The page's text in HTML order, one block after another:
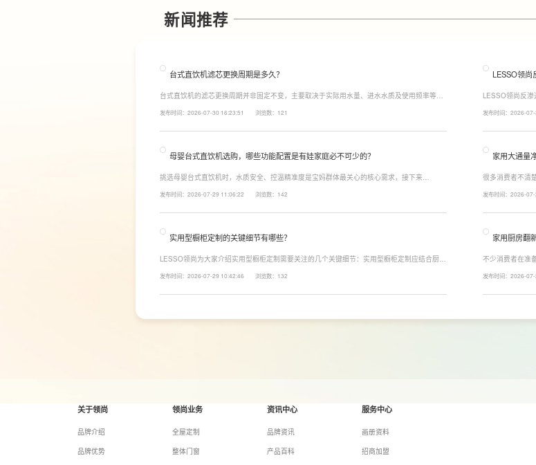
新闻推荐
台式直饮机滤芯更换周期是多久？
台式直饮机的滤芯更换周期并非固定不变，主要取决于实际用水量、进水水质及使用频率等因
命相对较长，通常在2至3年左右，而后置活性炭滤芯则建议每年更换一次以保障出水口感。
发布时间：2026-07-30 16:23:51 浏览数：121
LESSO领尚
LESSO领尚反
水，不仅满足厨
发布时间：2026-
母婴台式直饮机选购，哪些功能配置是有娃家庭必不可少的？
挑选母婴台式直饮机时，水质安全、控温精准度是宝妈群体最关心的核心需求，接下来
同，机型需搭载多档精准控温功能，45℃低温冲奶、85℃泡辅食、100℃沸水冲泡茶饮一键切
发布时间：2026-07-29 11:06:22 浏览数：142
家用大通量
很多消费者不清
上之家，或是经
发布时间：2026-
实用型橱柜定制的关键细节有哪些？
LESSO领尚为大家介绍实用型橱柜定制需要关注的几个关键细节：实用型橱柜定制应结合厨房
柜、地柜、高柜等收纳空间，并配置抽屉分区、拉篮、转角收纳等功能设计，提高空间利用
发布时间：2026-07-29 10:42:46 浏览数：132
家用厨房翻
不少消费者在准
围、空间面积、
发布时间：2026-
关于领尚
品牌介绍
品牌优势
领尚业务
全屋定制
整体门窗
资讯中心
品牌资讯
产品百科
服务中心
画册资料
招商加盟